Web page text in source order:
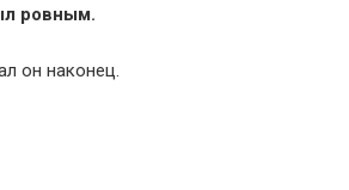
ровным.
он наконец.